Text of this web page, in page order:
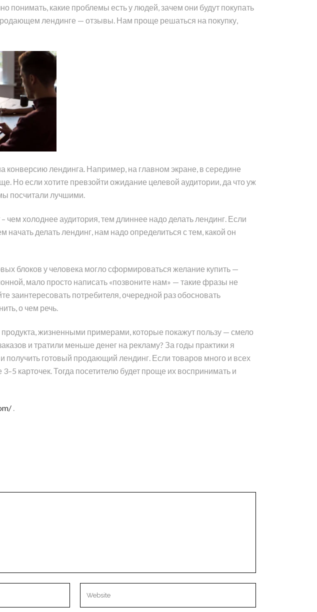
какие проблемы есть у людей, зачем они будут покупать
лендинге — отзывы. Нам проще решаться на покупку,
лендинга. Например, на главном экране, в середине
Но если хотите превзойти ожидание целевой аудитории, да что уж
посчитали лучшими.
холоднее аудитория, тем длиннее надо делать лендинг. Если
делать лендинг, нам надо определиться с тем, какой он
блоков у человека могло сформироваться желание купить —
мало просто написать «позвоните нам» — такие фразы не
заинтересовать потребителя, очередной раз обосновать
о чем речь.
жизненными примерами, которые покажут пользу — смело
и тратили меньше денег на рекламу? За годы практики я
готовый продающий лендинг. Если товаров много и всех
карточек. Тогда посетителю будет проще их воспринимать и
.